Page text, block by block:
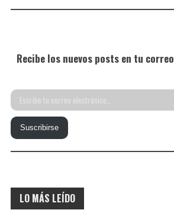
Recibe los nuevos posts en tu correo
Escribe
tu
correo
electrónico…
Suscribirse
LO MÁS LEÍDO